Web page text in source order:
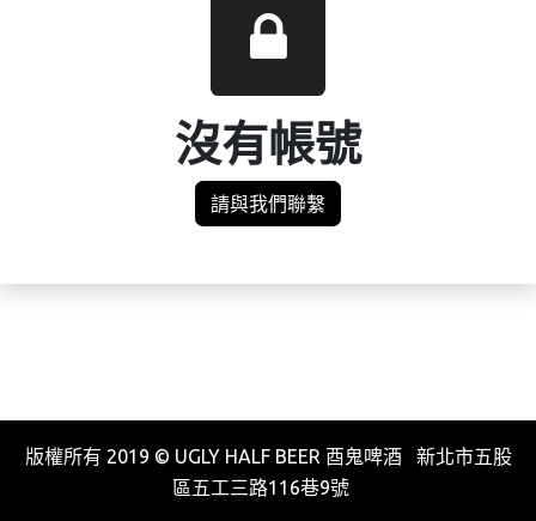
沒有帳號
請與我們聯繫
版權所有 2019 © UGLY HALF BEER 酉鬼啤酒 新北市五股
區五工三路116巷9號